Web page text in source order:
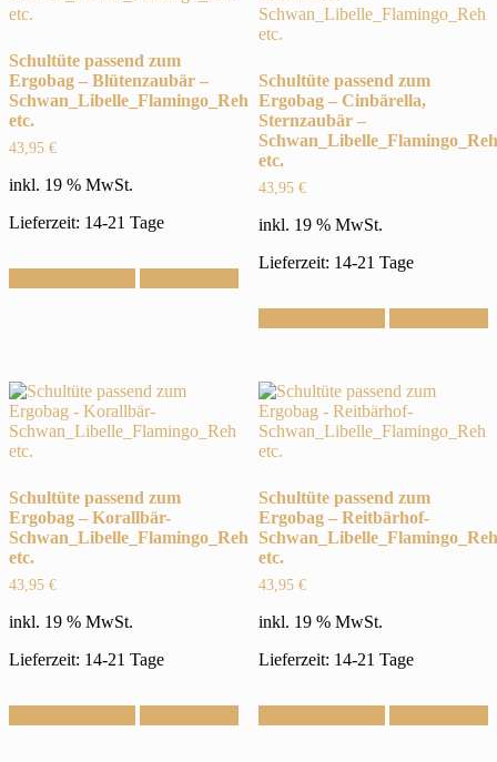
Schultüte passend zum
Ergobag – Blütenzaubär –
Schwan_Libelle_Flamingo_Reh
etc.
43,95 €
inkl. 19 % MwSt.
Lieferzeit: 14-21 Tage
Schultüte passend zum
Ergobag – Cinbärella,
Sternzaubär –
Schwan_Libelle_Flamingo_Reh
etc.
43,95 €
inkl. 19 % MwSt.
Lieferzeit: 14-21 Tage
Schultüte passend zum
Ergobag – Korallbär-
Schwan_Libelle_Flamingo_Reh
etc.
43,95 €
inkl. 19 % MwSt.
Lieferzeit: 14-21 Tage
Schultüte passend zum
Ergobag – Reitbärhof-
Schwan_Libelle_Flamingo_Reh
etc.
43,95 €
inkl. 19 % MwSt.
Lieferzeit: 14-21 Tage